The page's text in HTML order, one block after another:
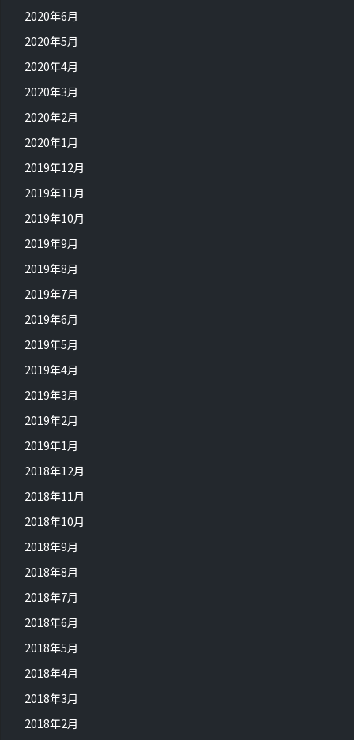
2020年6月
2020年5月
2020年4月
2020年3月
2020年2月
2020年1月
2019年12月
2019年11月
2019年10月
2019年9月
2019年8月
2019年7月
2019年6月
2019年5月
2019年4月
2019年3月
2019年2月
2019年1月
2018年12月
2018年11月
2018年10月
2018年9月
2018年8月
2018年7月
2018年6月
2018年5月
2018年4月
2018年3月
2018年2月